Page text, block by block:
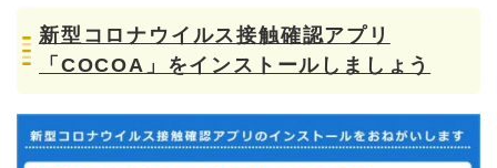
新型コロナウイルス接触確認アプリ
「COCOA」をインストールしましょう